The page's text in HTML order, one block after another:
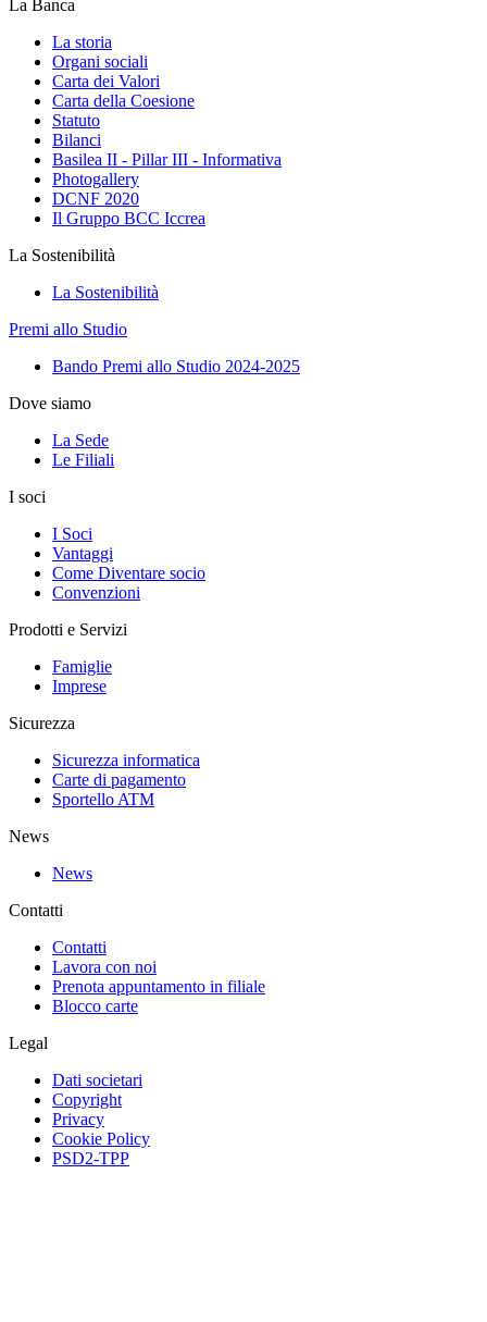
La Banca
La storia
Organi sociali
Carta dei Valori
Carta della Coesione
Statuto
Bilanci
Basilea II - Pillar III - Informativa
Photogallery
DCNF 2020
Il Gruppo BCC Iccrea
La Sostenibilità
La Sostenibilità
Premi allo Studio
Bando Premi allo Studio 2024-2025
Dove siamo
La Sede
Le Filiali
I soci
I Soci
Vantaggi
Come Diventare socio
Convenzioni
Prodotti e Servizi
Famiglie
Imprese
Sicurezza
Sicurezza informatica
Carte di pagamento
Sportello ATM
News
News
Contatti
Contatti
Lavora con noi
Prenota appuntamento in filiale
Blocco carte
Legal
Dati societari
Copyright
Privacy
Cookie Policy
PSD2-TPP